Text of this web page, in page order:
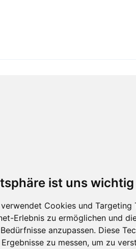
ist uns wichtig
Cookies und Targeting
Erlebnis zu ermöglichen und
anzupassen. Diese
zu messen, um zu